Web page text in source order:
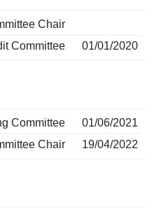
Chair
Committee
01/01/2020
Committee
01/06/2021
Chair
19/04/2022